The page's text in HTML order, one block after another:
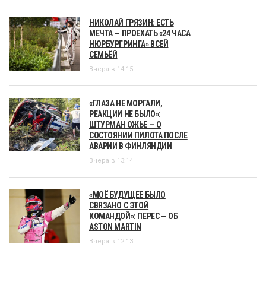
НИКОЛАЙ ГРЯЗИН: ЕСТЬ
МЕЧТА — ПРОЕХАТЬ «24 ЧАСА
НЮРБУРГРИНГА» ВСЕЙ
СЕМЬЁЙ
Вчера в 14:15
«ГЛАЗА НЕ МОРГАЛИ,
РЕАКЦИИ НЕ БЫЛО»:
ШТУРМАН ОЖЬЕ — О
СОСТОЯНИИ ПИЛОТА ПОСЛЕ
АВАРИИ В ФИНЛЯНДИИ
Вчера в 13:14
«МОЁ БУДУЩЕЕ БЫЛО
СВЯЗАНО С ЭТОЙ
КОМАНДОЙ»: ПЕРЕС — ОБ
ASTON MARTIN
Вчера в 12:13